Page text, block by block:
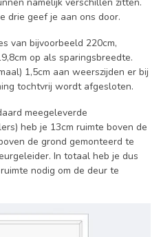
drie geef je aan ons door.
van bijvoorbeeld 220cm,
op als sparingsbreedte.
1,5cm aan weerszijden er bij
tochtvrij wordt afgesloten.
meegeleverde
heb je 13cm ruimte boven de
de grond gemonteerd te
In totaal heb je dus
nodig om de deur te